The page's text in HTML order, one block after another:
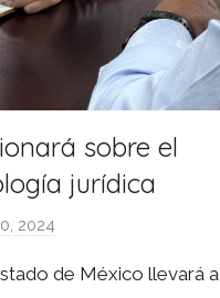
sobre el
jurídica
2024
rde México llevará a